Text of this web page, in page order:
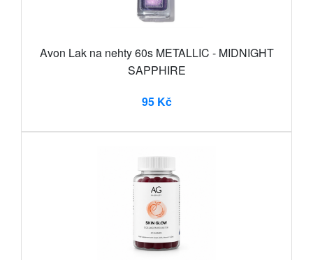
Avon Lak na nehty 60s METALLIC - MIDNIGHT
SAPPHIRE
95 Kč